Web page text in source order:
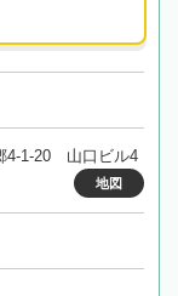
4-1-20 山口ビル4
地図